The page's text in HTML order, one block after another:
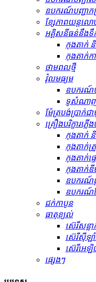
ឧបករណ៍បញ្ជាកម្
ខ្សែភាពយន្តល
អគ្គិសនីធន់នឹងទឹ
កុងតាក់ និ
កុងតាក់ក
ថាមពលថ្មី
វ៉ុលមធ្យម
ឧបករណ៍
ទូសំណា
ម៉ែត្របង់ប្រាក់ជ
គ្រឿងបរិក្ខារភ្លើង
កុងតាក់ និ
កុងតាក់ត្
កុងតាក់ផ្
កុងតាក់ឌី
ឧបករណ៍​
ឧបករណ៍ខ្
ជក់កាបូន
ធាតុ​ខ្យល់
ស៊េរីសន្ល
ស៊េរីស៊ីឡ
ស៊េរីអេឡិ
ផ្សេងៗ